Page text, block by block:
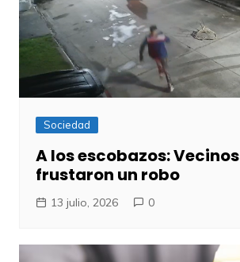
Sociedad
A los escobazos: Vecinos
frustaron un robo
13 julio, 2026 0